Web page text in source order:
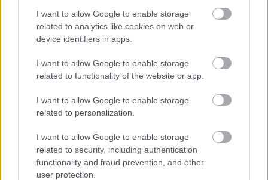
I want to allow Google to enable storage
related to analytics like cookies on web or
device identifiers in apps.
I want to allow Google to enable storage
related to functionality of the website or app.
I want to allow Google to enable storage
related to personalization.
I want to allow Google to enable storage
related to security, including authentication
functionality and fraud prevention, and other
user protection.
Variácók – Foci
óta finnyás értetlenséggel figyeli, ahogy
huszonkét ember lohol egy labda után, a
tömegek – országhatártól és GDP-től
függetlenül